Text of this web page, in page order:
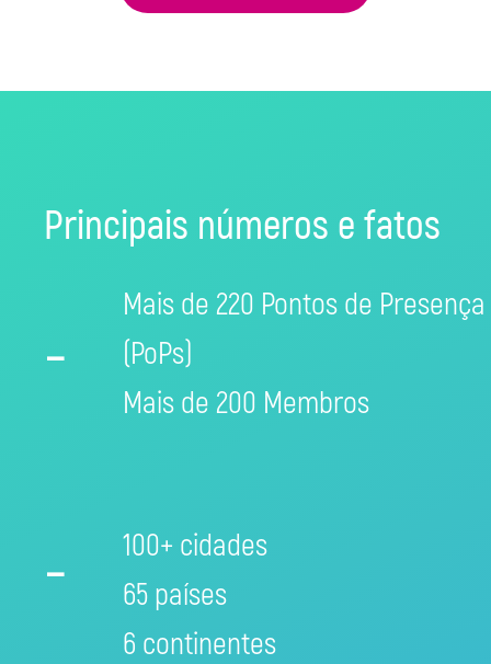
Principais números e fatos
-
Mais de 220 Pontos de Presença
(PoPs)
Mais de 200 Membros
-
100+ cidades
65 países
6 continentes